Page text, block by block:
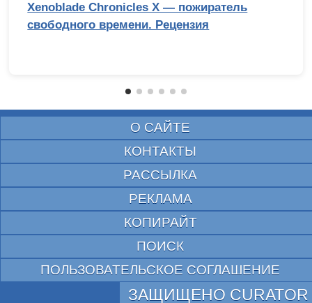
Xenoblade Chronicles X — пожиратель
свободного времени. Рецензия
О САЙТЕ
КОНТАКТЫ
РАССЫЛКА
РЕКЛАМА
КОПИРАЙТ
ПОИСК
ПОЛЬЗОВАТЕЛЬСКОЕ СОГЛАШЕНИЕ
ЗАЩИЩЕНО CURATOR